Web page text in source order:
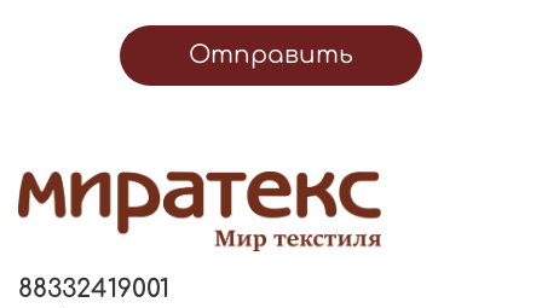
Отправить
88332419001